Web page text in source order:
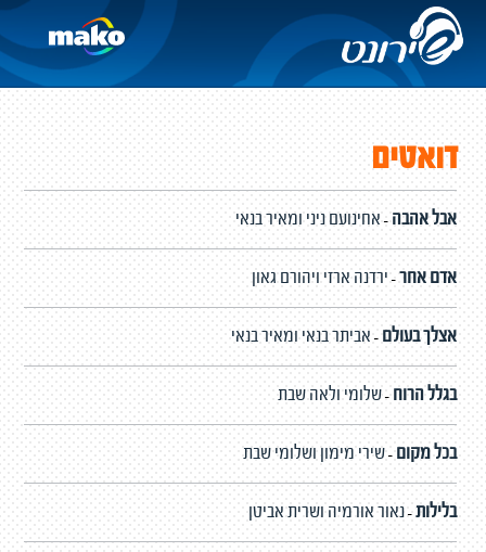
דואטים
אבל אהבה -אחינועם ניני ומאיר בנאי
אדם אחר-ירדנה ארזי ויהורם גאון
אצלך בעולם -אביתר בנאי ומאיר בנאי
בגלל הרוח -שלומי ולאה שבת
בכל מקום -שירי מימון ושלומי שבת
בלילות-נאור אורמיה ושרית אביטן